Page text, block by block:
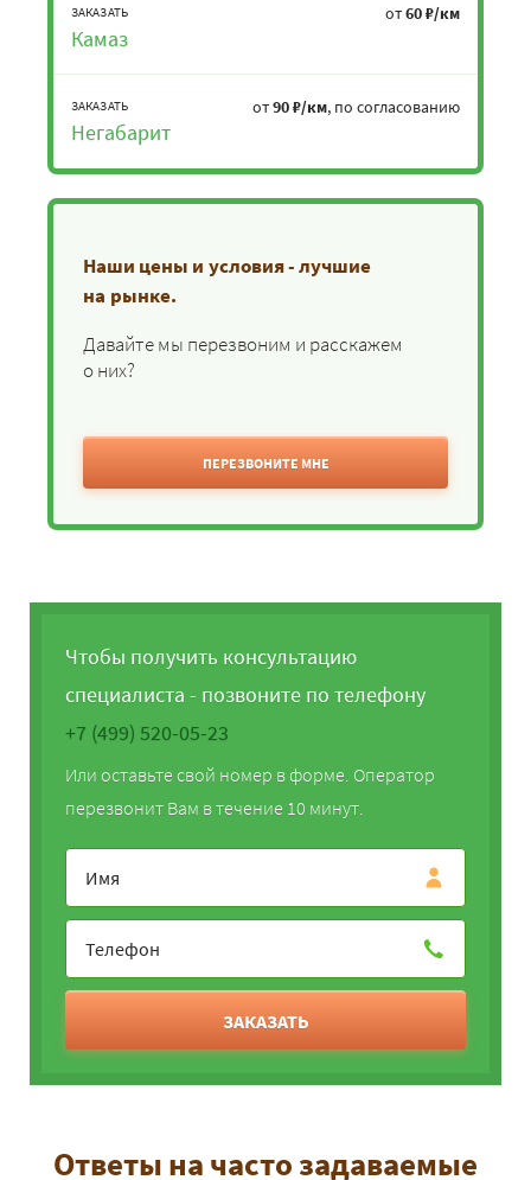
ЗАКАЗАТЬ
Камаз
от60 ₽/км
ЗАКАЗАТЬ
Негабарит
от90 ₽/км, по согласованию
Наши цены и условия - лучшие
на рынке.
Давайте мы перезвоним и расскажем
о них?
ПЕРЕЗВОНИТЕ МНЕ
Чтобы получить консультацию
специалиста - позвоните по телефону
+7 (499) 520-05-23
Или оставьте свой номер в форме. Оператор
перезвонит Вам в течение 10 минут.
ЗАКАЗАТЬ
Ответы на часто задаваемые